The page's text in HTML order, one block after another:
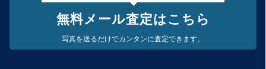
無料メール査定はこちら
写真を送るだけでカンタンに査定できます。